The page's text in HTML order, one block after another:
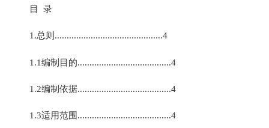
目 录
1.总则.............................................4
1.1编制目的.......................................4
1.2编制依据.......................................4
1.3适用范围.......................................4